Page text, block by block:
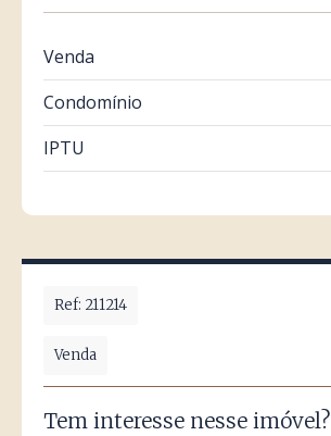
Venda
Condomínio
IPTU
Ref: 211214
Venda
Tem interesse nesse imóvel?